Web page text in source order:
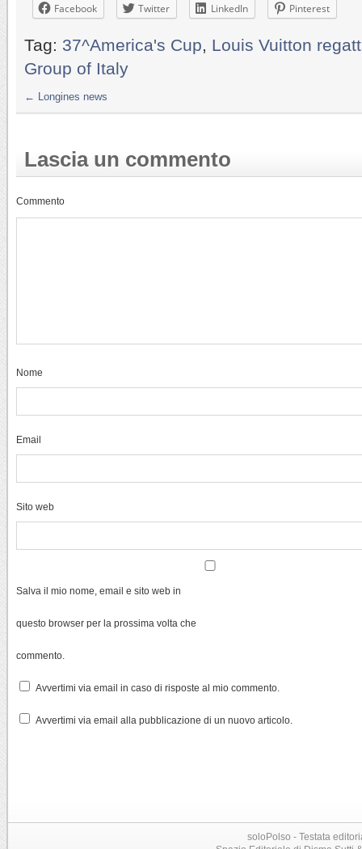
Facebook Twitter LinkedIn Pinterest
Tag: 37^America's Cup, Louis Vuitton
Group of Italy
← Longines news
Lascia un commento
Commento
Nome
Email
Sito web
Salva il mio nome, email e sito web in
questo browser per la prossima volta che
commento.
Avvertimi via email in caso di risposte al mio commento.
Avvertimi via email alla pubblicazione di un nuovo articolo.
soloPolso - Testata